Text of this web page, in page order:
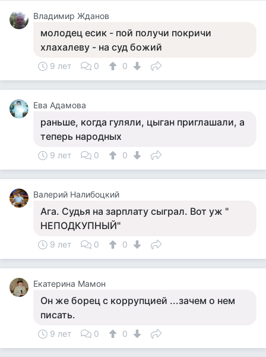
Владимир Жданов
молодец есик - пой получи покричи
хлахалеву - на суд божий
9 лет 0 0
Ева Адамова
раньше, когда гуляли, цыган приглашали, а
теперь народных
9 лет 0 0
Валерий Налибоцкий
Ага. Судья на зарплату сыграл. Вот уж "
НЕПОДКУПНЫЙ"
9 лет 0 0
Екатерина Мамон
Он же борец с коррупцией ...зачем о нем
писать.
9 лет 0 0